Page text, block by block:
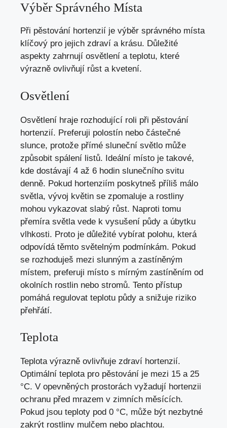
Výběr Správného Místa
Při pěstování hortenzií je výběr správného místa
klíčový pro jejich zdraví a krásu. Důležité
aspekty zahrnují osvětlení a teplotu, které
výrazně ovlivňují růst a kvetení.
Osvětlení
Osvětlení hraje rozhodující roli při pěstování
hortenzií. Preferuji polostín nebo částečné
slunce, protože přímé sluneční světlo může
způsobit spálení listů. Ideální místo je takové,
kde dostávají 4 až 6 hodin slunečního svitu
denně. Pokud hortenziím poskytneš příliš málo
světla, vývoj květin se zpomaluje a rostliny
mohou vykazovat slabý růst. Naproti tomu
přemíra světla vede k vysušení půdy a úbytku
vlhkosti. Proto je důležité vybírat polohu, která
odpovídá těmto světelným podmínkám. Pokud
se rozhoduješ mezi slunným a zastíněným
místem, preferuji místo s mírným zastíněním od
okolních rostlin nebo stromů. Tento přístup
pomáhá regulovat teplotu půdy a snižuje riziko
přehřátí.
Teplota
Teplota výrazně ovlivňuje zdraví hortenzií.
Optimální teplota pro pěstování je mezi 15 a 25
°C. V opevněných prostorách vyžadují hortenzii
ochranu před mrazem v zimních měsících.
Pokud jsou teploty pod 0 °C, může být nezbytné
zakrýt rostliny mulčem nebo plachtou.